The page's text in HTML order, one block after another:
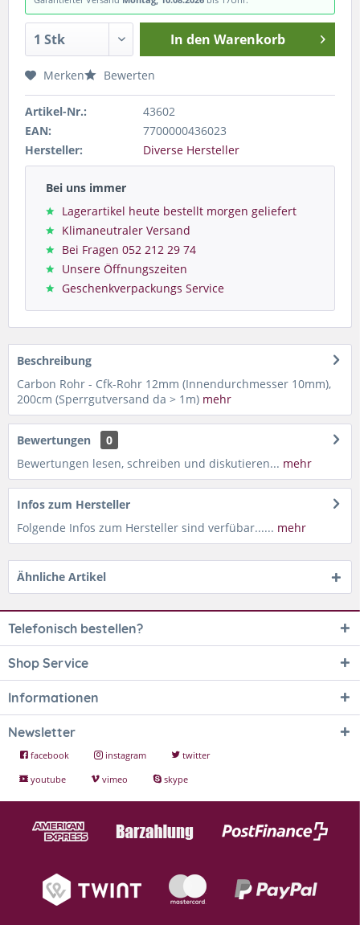
In den Warenkorb
Merken Bewerten
Artikel-Nr.:
43602
EAN:
7700000436023
Hersteller:
Diverse Hersteller
Bei uns immer
Lagerartikel heute bestellt morgen geliefert
Klimaneutraler Versand
Bei Fragen 052 212 29 74
Unsere Öffnungszeiten
Geschenkverpackungs Service
Beschreibung
Carbon Rohr - Cfk-Rohr 12mm (Innendurchmesser 10mm),
200cm (Sperrgutversand da > 1m) mehr
Bewertungen
0
Bewertungen lesen, schreiben und diskutieren... mehr
Infos zum Hersteller
Folgende Infos zum Hersteller sind verfübar...... mehr
Ähnliche Artikel
Telefonisch bestellen?
Shop Service
Informationen
Newsletter
facebook instagram
twitter
youtube
vimeo skype